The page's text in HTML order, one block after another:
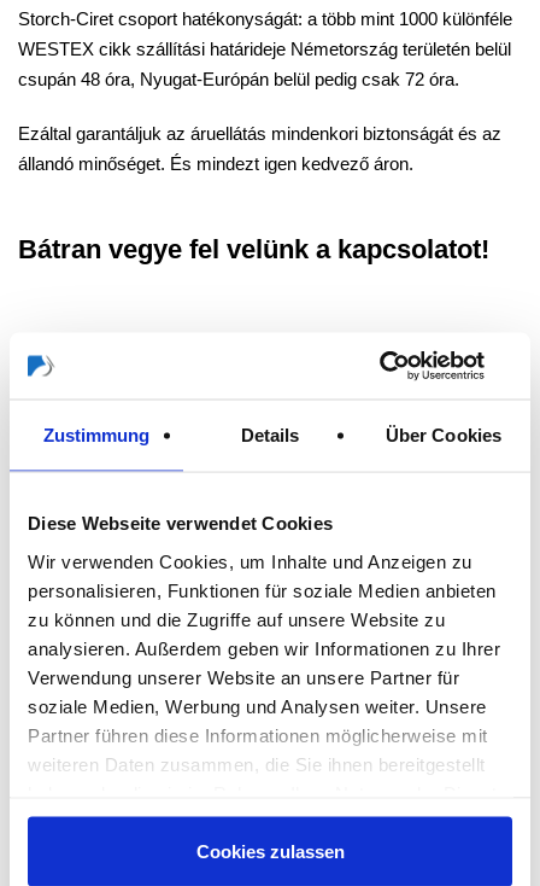
Zustimmung Details Über Cookies
Diese Webseite verwendet Cookies
Wir verwenden Cookies, um Inhalte und Anzeigen zu
personalisieren, Funktionen für soziale Medien anbieten
zu können und die Zugriffe auf unsere Website zu
analysieren. Außerdem geben wir Informationen zu Ihrer
Verwendung unserer Website an unsere Partner für
soziale Medien, Werbung und Analysen weiter. Unsere
Partner führen diese Informationen möglicherweise mit
weiteren Daten zusammen, die Sie ihnen bereitgestellt
gesammelt haben.
Cookies zulassen
Storch-Ciret csoport hatékonyságát: a több mint 1000 különféle
WESTEX cikk szállítási határideje Németország területén belül
csupán 48 óra, Nyugat-Európán belül pedig csak 72 óra.
Ezáltal garantáljuk az áruellátás mindenkori biztonságát és az
állandó minőséget. És mindezt igen kedvező áron.
Bátran vegye fel velünk a kapcsolatot!
WESTEX katalógusunk